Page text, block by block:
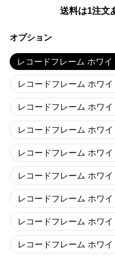
送料は1注文
オプション
レコードフレーム ホワイ
レコードフレーム ホワイ
レコードフレーム ホワイ
レコードフレーム ホワイ
レコードフレーム ホワイ
レコードフレーム ホワイ
レコードフレーム ホワイ
レコードフレーム ホワイ
レコードフレーム ホワイ